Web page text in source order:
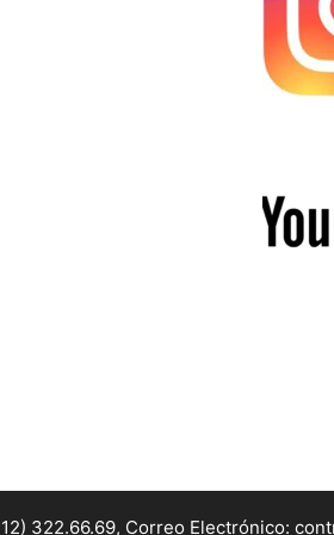
322.66.69, Correo Electrónico: